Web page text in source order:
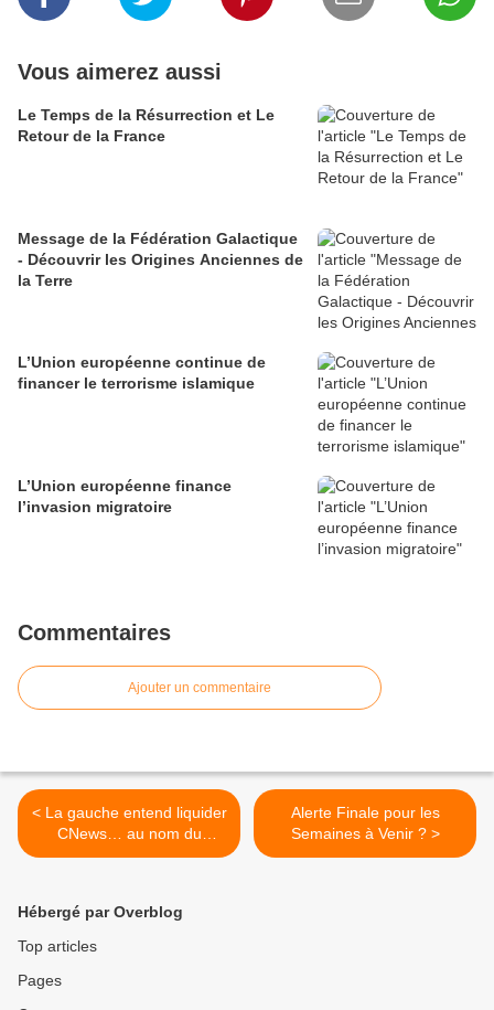
Vous aimerez aussi
Le Temps de la Résurrection et Le
Retour de la France
Message de la Fédération Galactique
- Découvrir les Origines Anciennes de
la Terre
L’Union européenne continue de
financer le terrorisme islamique
L’Union européenne finance
l’invasion migratoire
Commentaires
Ajouter un commentaire
< La gauche entend liquider
CNews… au nom du
pluralisme de l’information
Alerte Finale pour les
Semaines à Venir ? >
Hébergé par Overblog
Top articles
Pages